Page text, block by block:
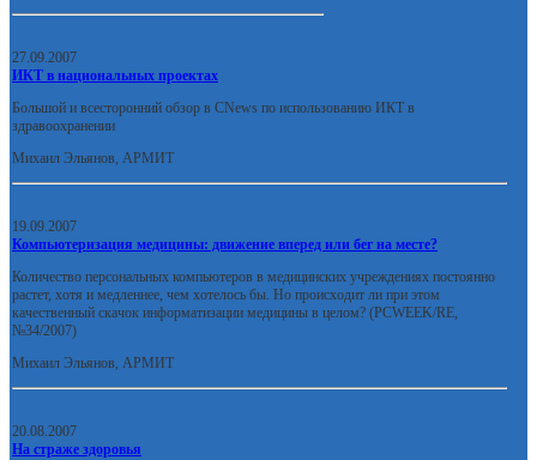
27.09.2007
ИКТ в национальных проектах
Большой и всесторонний обзор в CNews по использованию ИКТ в
здравоохранении
Михаил Эльянов, АРМИТ
19.09.2007
Компьютеризация медицины: движение вперед или бег на месте?
Количество персональных компьютеров в медицинских учреждениях постоянно
растет, хотя и медленнее, чем хотелось бы. Но происходит ли при этом
качественный скачок информатизации медицины в целом? (PCWEEK/RE,
№34/2007)
Михаил Эльянов, АРМИТ
20.08.2007
На страже здоровья